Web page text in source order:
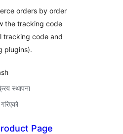
orders by order
the tracking code
tracking code and
plugins).
स्थापना
Page